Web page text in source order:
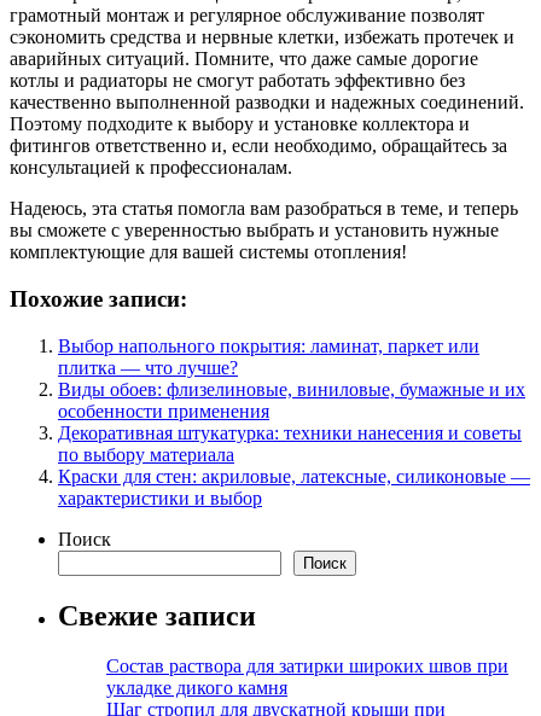
грамотный монтаж и регулярное обслуживание позволят
сэкономить средства и нервные клетки, избежать протечек и
аварийных ситуаций. Помните, что даже самые дорогие
котлы и радиаторы не смогут работать эффективно без
качественно выполненной разводки и надежных соединений.
Поэтому подходите к выбору и установке коллектора и
фитингов ответственно и, если необходимо, обращайтесь за
консультацией к профессионалам.
Надеюсь, эта статья помогла вам разобраться в теме, и теперь
вы сможете с уверенностью выбрать и установить нужные
комплектующие для вашей системы отопления!
Похожие записи:
Выбор напольного покрытия: ламинат, паркет или
плитка — что лучше?
Виды обоев: флизелиновые, виниловые, бумажные и их
особенности применения
Декоративная штукатурка: техники нанесения и советы
по выбору материала
Краски для стен: акриловые, латексные, силиконовые —
характеристики и выбор
Поиск
Поиск
Свежие записи
Состав раствора для затирки широких швов при
укладке дикого камня
Шаг стропил для двускатной крыши при